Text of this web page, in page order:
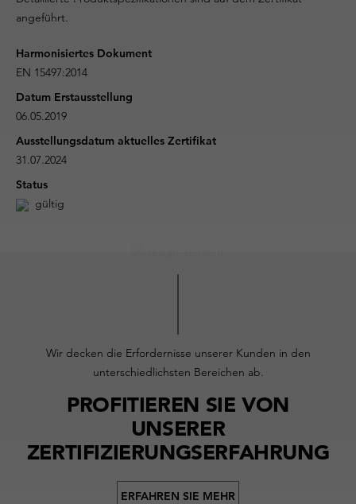
angeführt.
Harmonisiertes Dokument
EN 15497:2014
Datum Erstausstellung
06.05.2019
Ausstellungsdatum aktuelles Zertifikat
31.07.2024
Status
gültig
Wir decken die Erfordernisse unserer Kunden in den
unterschiedlichsten Bereichen ab.
PROFITIEREN SIE VON
UNSERER
ZERTIFIZIERUNGSERFAHRUNG
ERFAHREN SIE MEHR